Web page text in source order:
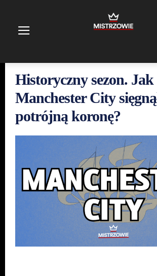
Historyczny sezon. Jak
Manchester City
potrójną koronę?